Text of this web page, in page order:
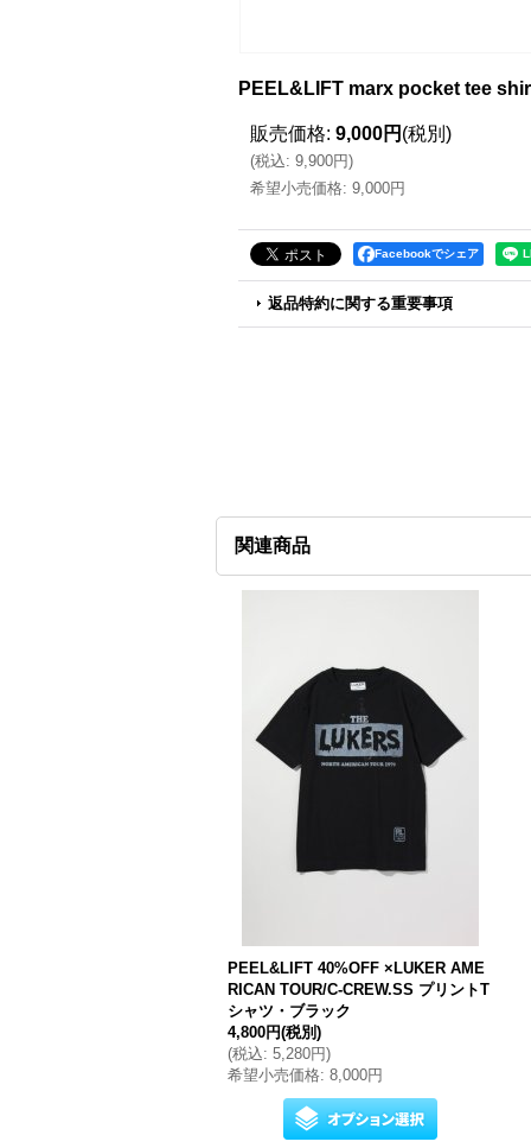
PEEL&LIFT marx pocket tee
販売価格: 9,000円 (税別)
(税込: 9,900円)
希望小売価格: 9,000円
Facebookでシェア
返品特約に関する重要事項
関連商品
PEEL&LIFT 40%OFF ×LUKER AME
RICAN TOUR/C-CREW.SS プリントT
シャツ・ブラック
4,800円(税別)
(税込: 5,280円)
希望小売価格: 8,000円